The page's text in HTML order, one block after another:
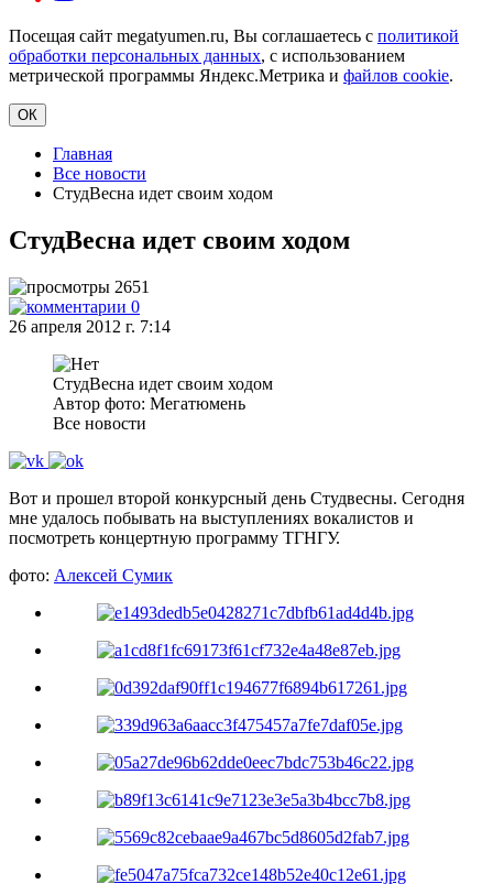
Посещая сайт megatyumen.ru, Вы соглашаетесь с политикой
обработки персональных данных, с использованием
метрической программы Яндекс.Метрика и файлов cookie.
ОК
Главная
Все новости
СтудВесна идет своим ходом
СтудВесна идет своим ходом
2651
0
26 апреля 2012 г. 7:14
СтудВесна идет своим ходом
Автор фото: Мегатюмень
Все новости
Вот и прошел второй конкурсный день Студвесны. Сегодня
мне удалось побывать на выступлениях вокалистов и
посмотреть концертную программу ТГНГУ.
фото: Алексей Сумик